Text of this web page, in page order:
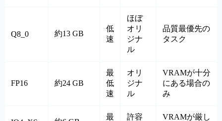
Q8_0 約13 GB
低
速
ほぼ
オリ
ジナ
ル
品質最優先の
タスク
FP16 約24 GB
最
低
速
オリ
ジナ
ル
VRAMが十分
にある場合の
み
最
許容
VRAMが厳し